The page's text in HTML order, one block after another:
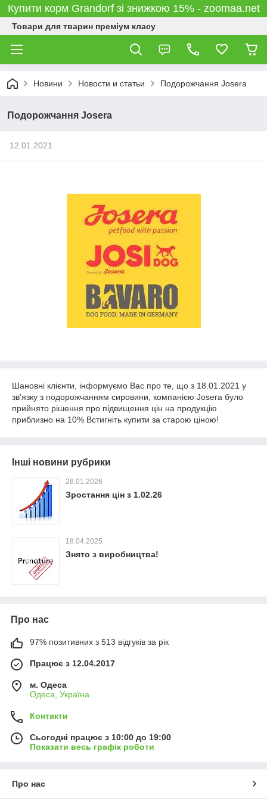
Купити корм Grandorf зі знижкою 15% - zoomaa.net
Товари для тварин преміум класу
Новини Новости и статьи Подорожчання Josera
Подорожчання Josera
12.01.2021
Шановні клієнти, інформуємо Вас про те, що з 18.01.2021 у
зв'язку з подорожчанням сировини, компанією Josera було
прийнято рішення про підвищення цін на продукцію
приблизно на 10% Встигніть купити за старою ціною!
Інші новини рубрики
28.01.2026
Зростання цін з 1.02.26
18.04.2025
Знято з виробництва!
Про нас
97% позитивних з 513 відгуків за рік
Працює з 12.04.2017
м. Одеса
Одеса, Україна
Контакти
Сьогодні працює з 10:00 до 19:00
Показати весь графік роботи
Про нас